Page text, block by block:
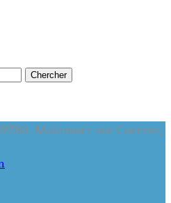
Chercher
Malemort sur Correze,